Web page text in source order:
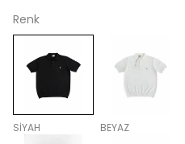
Renk
SİYAH BEYAZ